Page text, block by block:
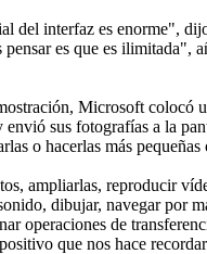
del interfaz es enorme",
pensar es que es ilimitada",
Microsoft colocó
envió sus fotografías a la
o hacerlas más
ampliarlas, reproducir
dibujar, navegar por
operaciones de
que nos hace